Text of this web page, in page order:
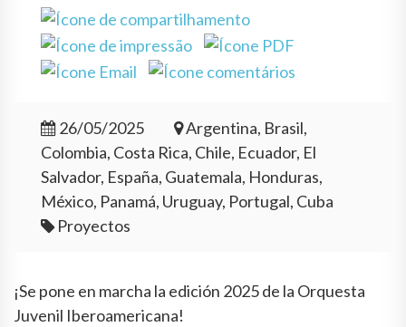
26/05/2025
Argentina, Brasil,
Colombia, Costa Rica, Chile, Ecuador, El
Salvador, España, Guatemala, Honduras,
México, Panamá, Uruguay, Portugal, Cuba
Proyectos
¡Se pone en marcha la edición 2025 de la Orquesta
Juvenil Iberoamericana!